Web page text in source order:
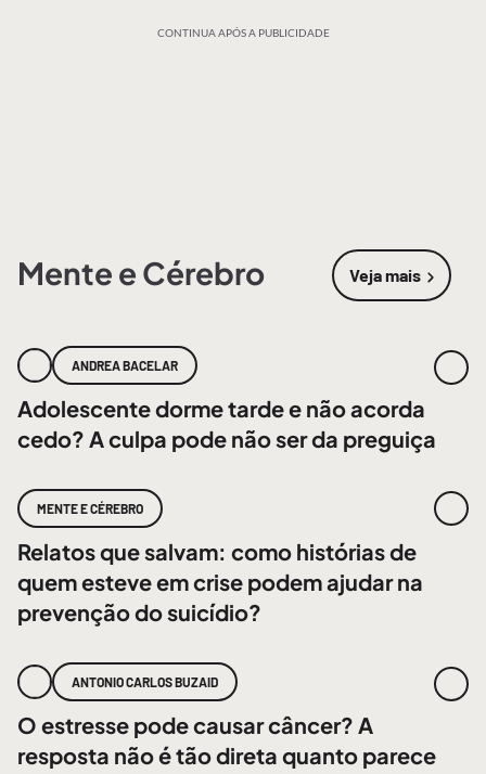
CONTINUA APÓS A PUBLICIDADE
Mente e Cérebro Veja mais
sobre
ANDREA BACELAR
Adolescente dorme tarde e não acorda
cedo? A culpa pode não ser da preguiça
MENTE E CÉREBRO
Relatos que salvam: como histórias de
quem esteve em crise podem ajudar na
prevenção do suicídio?
ANTONIO CARLOS BUZAID
O estresse pode causar câncer? A
resposta não é tão direta quanto parece